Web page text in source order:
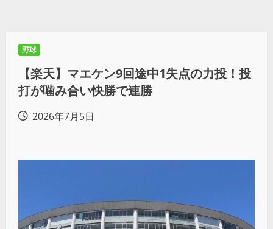
野球
【楽天】マエケン9回途中1失点の力投！投
打が噛み合い快勝で連勝
2026年7月5日